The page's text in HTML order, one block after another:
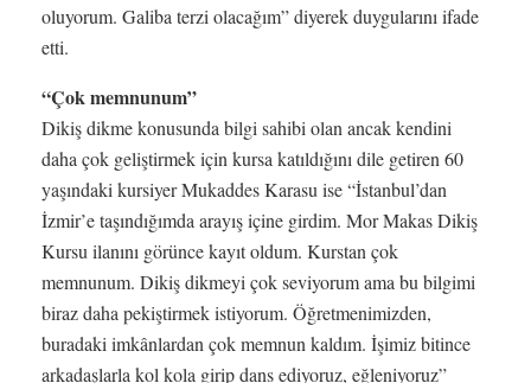
oluyorum. Galiba terzi olacağım” diyerek duygularını ifade
etti.
“Çok memnunum”
Dikiş dikme konusunda bilgi sahibi olan ancak kendini
daha çok geliştirmek için kursa katıldığını dile getiren 60
yaşındaki kursiyer Mukaddes Karasu ise “İstanbul’dan
İzmir’e taşındığımda arayış içine girdim. Mor Makas Dikiş
Kursu ilanını görünce kayıt oldum. Kurstan çok
memnunum. Dikiş dikmeyi çok seviyorum ama bu bilgimi
biraz daha pekiştirmek istiyorum. Öğretmenimizden,
buradaki imkânlardan çok memnun kaldım. İşimiz bitince
arkadaşlarla kol kola girip dans ediyoruz, eğleniyoruz”